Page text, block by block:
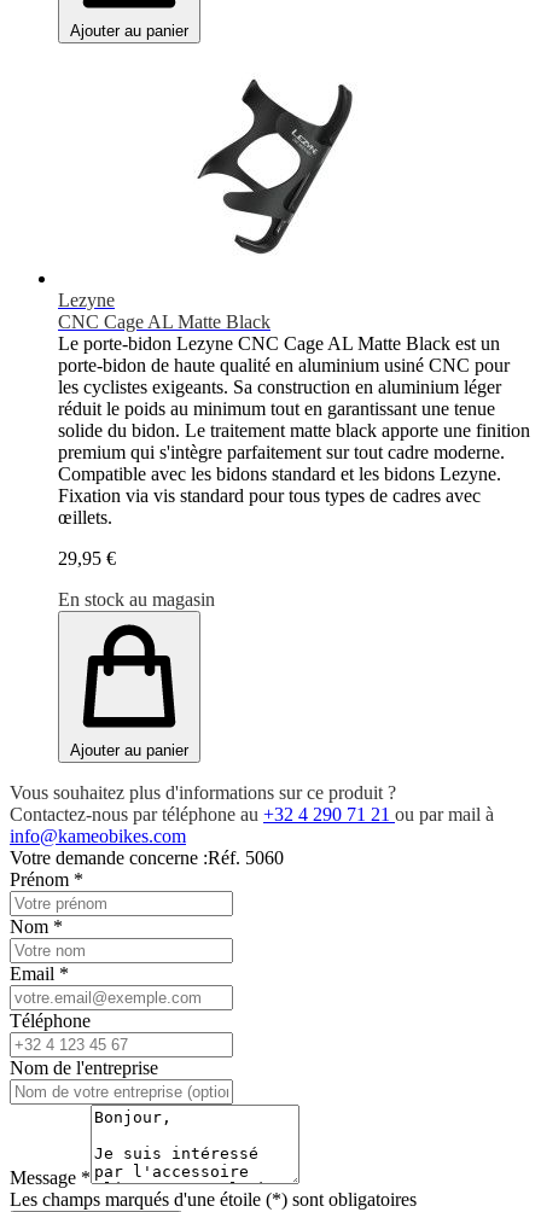
Ajouter au panier
Lezyne
CNC Cage AL Matte Black
Le porte-bidon Lezyne CNC Cage AL Matte Black est un
porte-bidon de haute qualité en aluminium usiné CNC pour
les cyclistes exigeants. Sa construction en aluminium léger
réduit le poids au minimum tout en garantissant une tenue
solide du bidon. Le traitement matte black apporte une finition
premium qui s'intègre parfaitement sur tout cadre moderne.
Compatible avec les bidons standard et les bidons Lezyne.
Fixation via vis standard pour tous types de cadres avec
œillets.
29,95 €
En stock au magasin
Ajouter au panier
Vous souhaitez plus d'informations sur ce produit ?
Contactez-nous par téléphone au +32 4 290 71 21 ou par mail à
info@kameobikes.com
Votre demande concerne :Réf. 5060
Prénom *
Nom *
Email *
Téléphone
Nom de l'entreprise
Message *
Les champs marqués d'une étoile (*) sont obligatoires